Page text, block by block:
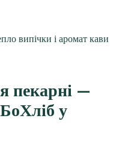
пекарні —
у